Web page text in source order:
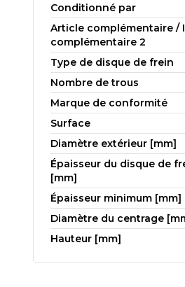
Conditionné par
Article complémentaire /
complémentaire 2
Type de disque de frein
Nombre de trous
Marque de conformité
Surface
Diamètre extérieur [mm]
Épaisseur du disque de
[mm]
Épaisseur minimum [mm]
Diamètre du centrage
Hauteur [mm]